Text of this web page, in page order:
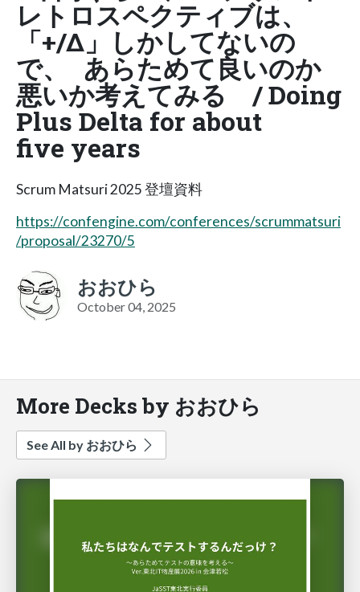
レトロスペクティブは、
「+/Δ」しかしてないの
で、 あらためて良いのか
悪いか考えてみる / Doing
Plus Delta for about
five years
Scrum Matsuri 2025 登壇資料
https://confengine.com/conferences/scrummatsuri
/proposal/23270/5
おおひら
October 04, 2025
More Decks by おおひら
See All by おおひら